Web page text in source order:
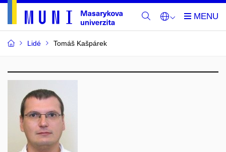
Lidé Tomáš Kašpárek